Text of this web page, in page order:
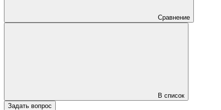
Сравнение
В список
Задать вопрос